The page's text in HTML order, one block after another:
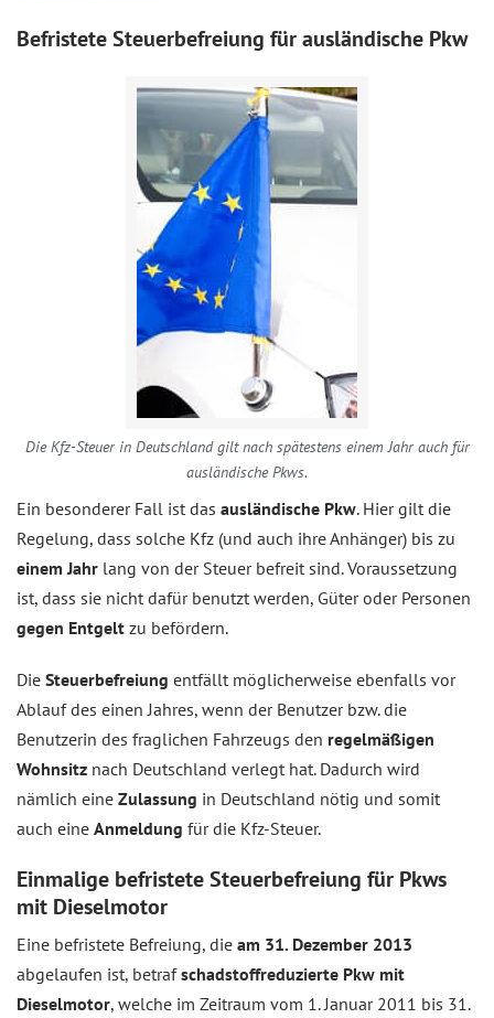
Befristete Steuerbefreiung für ausländische Pkw
Die Kfz-Steuer in Deutschland gilt nach spätestens einem Jahr auch für
ausländische Pkws.
Ein besonderer Fall ist das ausländische Pkw. Hier gilt die
Regelung, dass solche Kfz (und auch ihre Anhänger) bis zu
einem Jahr lang von der Steuer befreit sind. Voraussetzung
ist, dass sie nicht dafür benutzt werden, Güter oder Personen
gegen Entgelt zu befördern.
Die Steuerbefreiung entfällt möglicherweise ebenfalls vor
Ablauf des einen Jahres, wenn der Benutzer bzw. die
Benutzerin des fraglichen Fahrzeugs den regelmäßigen
Wohnsitz nach Deutschland verlegt hat. Dadurch wird
nämlich eine Zulassung in Deutschland nötig und somit
auch eine Anmeldung für die Kfz-Steuer.
Einmalige befristete Steuerbefreiung für Pkws
mit Dieselmotor
Eine befristete Befreiung, die am 31. Dezember 2013
abgelaufen ist, betrafschadstoffreduzierte Pkw mit
Dieselmotor, welche im Zeitraum vom 1. Januar 2011 bis 31.